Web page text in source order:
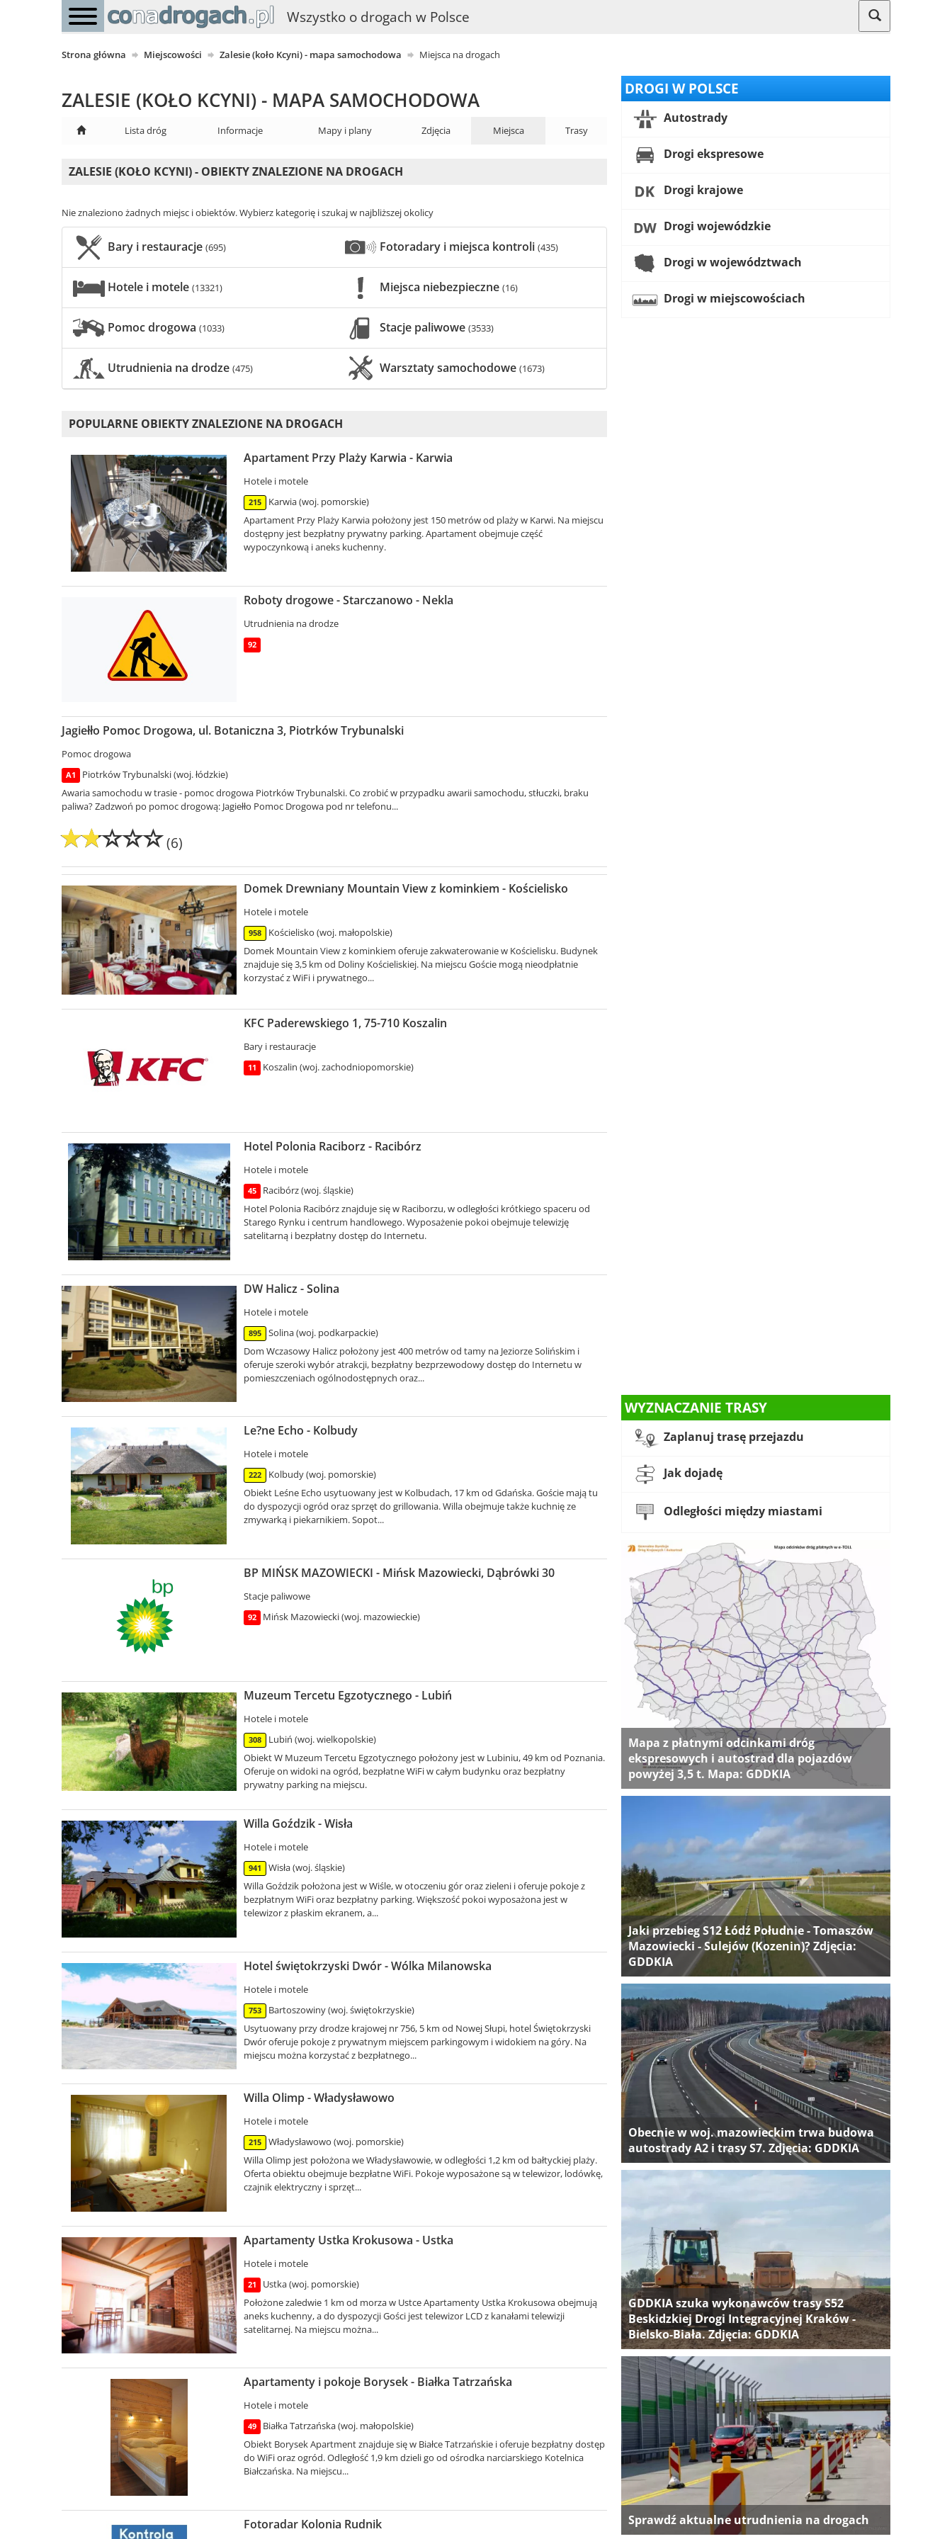
Wszystko o drogach w Polsce
Strona główna Miejscowości Zalesie (koło Kcyni) - mapa samochodowa Miejsca na drogach
ZALESIE (KOŁO KCYNI) - MAPA SAMOCHODOWA
Lista dróg Informacje Mapy i plany Zdjęcia Miejsca Trasy
ZALESIE (KOŁO KCYNI) - OBIEKTY ZNALEZIONE NA DROGACH
Nie znaleziono żadnych miejsc i obiektów. Wybierz kategorię i szukaj w najbliższej okolicy
Bary i restauracje (695) Fotoradary i miejsca kontroli (435)
Hotele i motele (13321) Miejsca niebezpieczne (16)
Pomoc drogowa (1033) Stacje paliwowe (3533)
Utrudnienia na drodze (475) Warsztaty samochodowe (1673)
POPULARNE OBIEKTY ZNALEZIONE NA DROGACH
Apartament Przy Plaży Karwia - Karwia
Hotele i motele
215
Karwia (woj. pomorskie)
Apartament Przy Plaży Karwia położony jest 150 metrów od plaży w Karwi. Na miejscu
dostępny jest bezpłatny prywatny parking. Apartament obejmuje część
wypoczynkową i aneks kuchenny.
Roboty drogowe - Starczanowo - Nekla
Utrudnienia na drodze
92
Jagiełło Pomoc Drogowa, ul. Botaniczna 3, Piotrków Trybunalski
Pomoc drogowa
A1
Piotrków Trybunalski (woj. łódzkie)
Awaria samochodu w trasie - pomoc drogowa Piotrków Trybunalski. Co zrobić w przypadku awarii samochodu, stłuczki, braku
paliwa? Zadzwoń po pomoc drogową: Jagiełło Pomoc Drogowa pod nr telefonu...
(6)
Domek Drewniany Mountain View z kominkiem - Kościelisko
Hotele i motele
958
Kościelisko (woj. małopolskie)
Domek Mountain View z kominkiem oferuje zakwaterowanie w Kościelisku. Budynek
znajduje się 3,5 km od Doliny Kościeliskiej. Na miejscu Goście mogą nieodpłatnie
korzystać z WiFi i prywatnego...
KFC Paderewskiego 1, 75-710 Koszalin
Bary i restauracje
11 Koszalin (woj. zachodniopomorskie)
Hotel Polonia Raciborz - Racibórz
Hotele i motele
45
Racibórz (woj. śląskie)
Hotel Polonia Racibórz znajduje się w Raciborzu, w odległości krótkiego spaceru od
Starego Rynku i centrum handlowego. Wyposażenie pokoi obejmuje telewizję
satelitarną i bezpłatny dostęp do Internetu.
DW Halicz - Solina
Hotele i motele
895
Solina (woj. podkarpackie)
Dom Wczasowy Halicz położony jest 400 metrów od tamy na Jeziorze Solińskim i
oferuje szeroki wybór atrakcji, bezpłatny bezprzewodowy dostęp do Internetu w
pomieszczeniach ogólnodostępnych oraz...
Le?ne Echo - Kolbudy
Hotele i motele
222
Kolbudy (woj. pomorskie)
Obiekt Leśne Echo usytuowany jest w Kolbudach, 17 km od Gdańska. Goście mają tu
do dyspozycji ogród oraz sprzęt do grillowania. Willa obejmuje także kuchnię ze
zmywarką i piekarnikiem. Sopot...
BP MIŃSK MAZOWIECKI - Mińsk Mazowiecki, Dąbrówki 30
Stacje paliwowe
92 Mińsk Mazowiecki (woj. mazowieckie)
Muzeum Tercetu Egzotycznego - Lubiń
Hotele i motele
308
Lubiń (woj. wielkopolskie)
Obiekt W Muzeum Tercetu Egzotycznego położony jest w Lubiniu, 49 km od Poznania.
Oferuje on widoki na ogród, bezpłatne WiFi w całym budynku oraz bezpłatny
prywatny parking na miejscu.
Willa Goździk - Wisła
Hotele i motele
941
Wisła (woj. śląskie)
Willa Goździk położona jest w Wiśle, w otoczeniu gór oraz zieleni i oferuje pokoje z
bezpłatnym WiFi oraz bezpłatny parking. Większość pokoi wyposażona jest w
telewizor z płaskim ekranem, a...
Hotel świętokrzyski Dwór - Wólka Milanowska
Hotele i motele
753
Bartoszowiny (woj. świętokrzyskie)
Usytuowany przy drodze krajowej nr 756, 5 km od Nowej Słupi, hotel Świętokrzyski
Dwór oferuje pokoje z prywatnym miejscem parkingowym i widokiem na góry. Na
miejscu można korzystać z bezpłatnego...
Willa Olimp - Władysławowo
Hotele i motele
215
Władysławowo (woj. pomorskie)
Willa Olimp jest położona we Władysławowie, w odległości 1,2 km od bałtyckiej plaży.
Oferta obiektu obejmuje bezpłatne WiFi. Pokoje wyposażone są w telewizor, lodówkę,
czajnik elektryczny i sprzęt...
Apartamenty Ustka Krokusowa - Ustka
Hotele i motele
21
Ustka (woj. pomorskie)
Położone zaledwie 1 km od morza w Ustce Apartamenty Ustka Krokusowa obejmują
aneks kuchenny, a do dyspozycji Gości jest telewizor LCD z kanałami telewizji
satelitarnej. Na miejscu można...
Apartamenty i pokoje Borysek - Białka Tatrzańska
Hotele i motele
49
Białka Tatrzańska (woj. małopolskie)
Obiekt Borysek Apartment znajduje się w Białce Tatrzańskie i oferuje bezpłatny dostęp
do WiFi oraz ogród. Odległość 1,9 km dzieli go od ośrodka narciarskiego Kotelnica
Białczańska. Na miejscu...
Fotoradar Kolonia Rudnik
DROGI W POLSCE
Autostrady
Drogi ekspresowe
Drogi krajowe
Drogi wojewódzkie
Drogi w województwach
Drogi w miejscowościach
WYZNACZANIE TRASY
Zaplanuj trasę przejazdu
Jak dojadę
Odległości między miastami
Mapa z płatnymi odcinkami dróg
ekspresowych i autostrad dla pojazdów
powyżej 3,5 t. Mapa: GDDKIA
Jaki przebieg S12 Łódź Południe - Tomaszów
Mazowiecki - Sulejów (Kozenin)? Zdjęcia:
GDDKIA
Obecnie w woj. mazowieckim trwa budowa
autostrady A2 i trasy S7. Zdjęcia: GDDKIA
GDDKIA szuka wykonawców trasy S52
Beskidzkiej Drogi Integracyjnej Kraków -
Bielsko-Biała. Zdjęcia: GDDKIA
Sprawdź aktualne utrudnienia na drogach